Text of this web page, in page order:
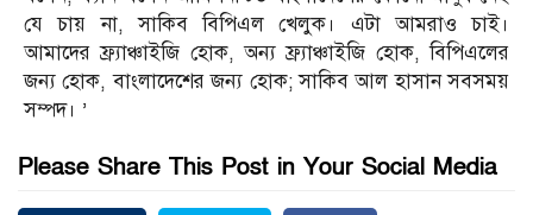
যে চায় না, সাকিব বিপিএল খেলুক। এটা আমরাও চাই।
আমাদের ফ্র্যাঞ্চাইজি হোক, অন্য ফ্র্যাঞ্চাইজি হোক, বিপিএলের
জন্য হোক, বাংলাদেশের জন্য হোক; সাকিব আল হাসান সবসময়
সম্পদ। ’
Please Share This Post in Your Social Media